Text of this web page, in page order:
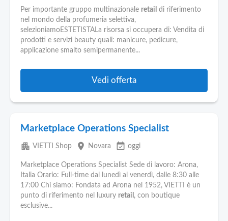
Per importante gruppo multinazionale retail di riferimento
nel mondo della profumeria selettiva,
selezioniamoESTETISTALa risorsa si occupera di: Vendita di
prodotti e servizi beauty quali: manicure, pedicure,
applicazione smalto semipermanente...
Vedi offerta
Marketplace Operations Specialist
apartment VIETTI Shop place Novara event_available oggi
Marketplace Operations Specialist Sede di lavoro: Arona,
Italia Orario: Full-time dal lunedì al venerdì, dalle 8:30 alle
17:00 Chi siamo: Fondata ad Arona nel 1952, VIETTI è un
punto di riferimento nel luxury retail , con boutique
esclusive...